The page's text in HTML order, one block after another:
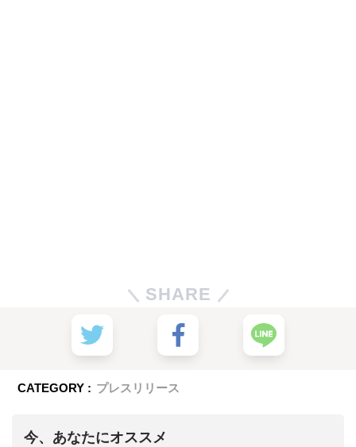
SHARE
CATEGORY : プレスリリース
今、あなたにオススメ